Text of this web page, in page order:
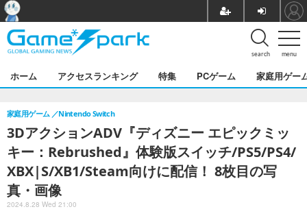
menu
search
ホーム アクセスランキング 特集 PCゲーム 家庭用ゲー
3DアクションADV『ディズニー エピックミッ
キー：Rebrushed』体験版スイッチ/PS5/PS4/
XBX|S/XB1/Steam向けに配信！ 8枚目の写
真・画像
家庭用ゲーム Nintendo Switch
2024.8.28 Wed 21:00